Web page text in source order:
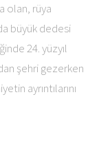
olan, rüya
büyük dedesi
24. yüzyıl
şehri gezerken
ayrıntılarını